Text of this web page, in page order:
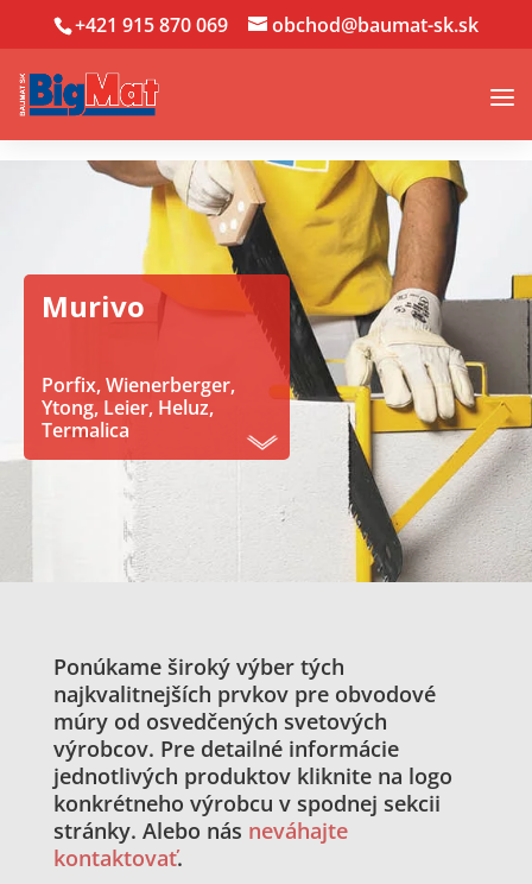
+421 915 870 069 obchod@baumat-sk.sk
Murivo
Porfix, Wienerberger,
Ytong, Leier, Heluz,
Termalica
Ponúkame široký výber tých
najkvalitnejších prvkov pre obvodové
múry od osvedčených svetových
výrobcov. Pre detailné informácie
jednotlivých produktov kliknite na logo
konkrétneho výrobcu v spodnej sekcii
stránky. Alebo nás neváhajte
kontaktovať.